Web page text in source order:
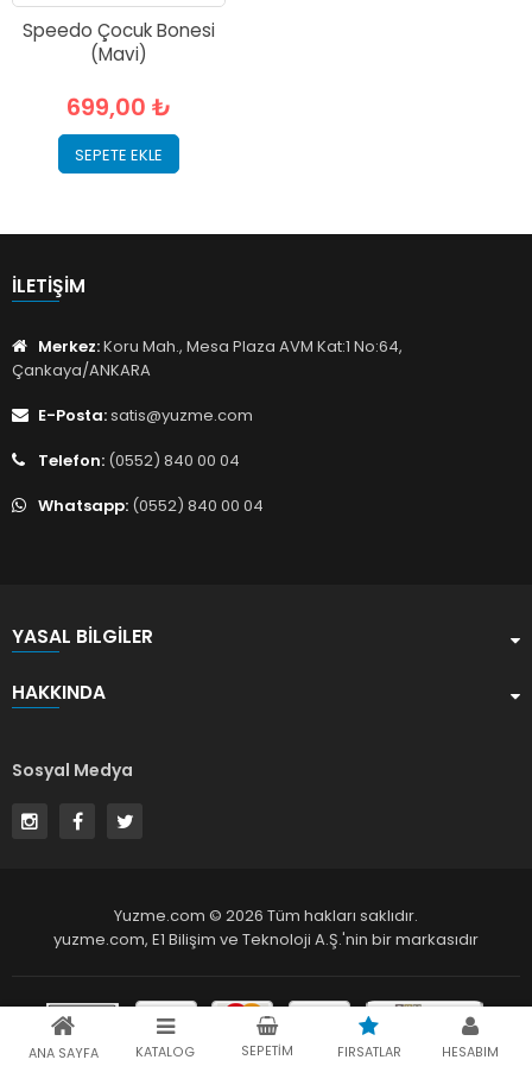
ANA SAYFA KATALOG SEPETIM FIRSATLAR HESABIM
Speedo Çocuk Bonesi
(Mavi)
699,00 ₺
SEPETE EKLE
İLETIŞIM
Merkez:Koru Mah., Mesa Plaza AVM Kat:1 No:64,
Çankaya/ANKARA
E-Posta:satis@yuzme.com
Telefon: (0552) 840 00 04
Whatsapp: (0552) 840 00 04
YASAL BILGILER
HAKKINDA
Sosyal Medya
Yuzme.com © 2026 Tüm hakları saklıdır.
yuzme.com, E1 Bilişim ve Teknoloji A.Ş.'nin bir markasıdır